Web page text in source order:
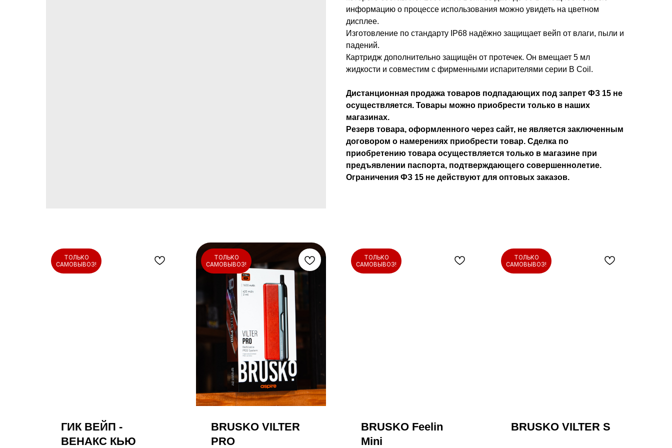
информацию о процессе использования можно увидеть на цветном
дисплее.
Изготовление по стандарту IP68 надёжно защищает вейп от влаги, пыли и
падений.
Картридж дополнительно защищён от протечек. Он вмещает 5 мл
жидкости и совместим с фирменными испарителями серии B Coil.
Дистанционная продажа товаров подпадающих под запрет ФЗ 15 не
осуществляется. Товары можно приобрести только в наших
магазинах.
Резерв товара, оформленного через сайт, не является заключенным
договором о намерениях приобрести товар. Сделка по
приобретению товара осуществляется только в магазине при
предъявлении паспорта, подтверждающего совершеннолетие.
Ограничения ФЗ 15 не действуют для оптовых заказов.
ТОЛЬКО
САМОВЫВОЗ!
ГИК ВЕЙП -
ВЕНАКС КЬЮ
ТОЛЬКО
САМОВЫВОЗ!
BRUSKO VILTER
PRO
ТОЛЬКО
САМОВЫВОЗ!
BRUSKO Feelin
Mini
ТОЛЬКО
САМОВЫВОЗ!
BRUSKO VILTER S